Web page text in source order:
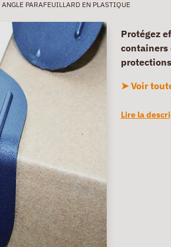
ANGLE PARAFEUILLARD EN PLASTIQUE
Protégez
containers
➤ Voir
Lire la